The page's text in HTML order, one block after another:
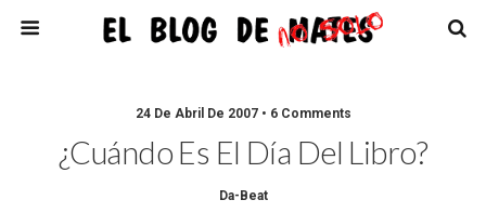
24 De Abril De 2007 • 6 Comments
¿Cuándo Es El Día Del Libro?
Da-Beat